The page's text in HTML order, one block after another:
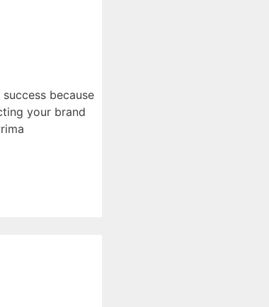
because
your brand